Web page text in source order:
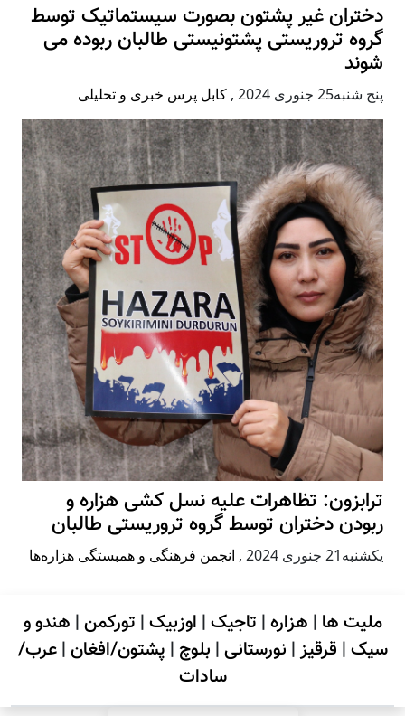
دختران غیر پشتون بصورت سیستماتیک توسط
گروه تروریستی پشتونیستی طالبان ربوده می
شوند
پنج شنبه25 جنوری 2024 , کابل پرس خبری و تحلیلی
ترابزون: تظاهرات علیه نسل کشی هزاره و
ربودن دختران توسط گروه تروریستی طالبان
يكشنبه21 جنوری 2024 , انجمن فرهنگی و همبستگی هزاره‌ها
ملیت ها | هزاره| تاجیک| اوزبیک| تورکمن| هندو و
سیک| قرقیز| نورستانی| بلوچ | پشتون/افغان|عرب/
سادات